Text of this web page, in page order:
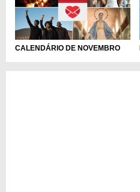
CALENDÁRIO DE NOVEMBRO